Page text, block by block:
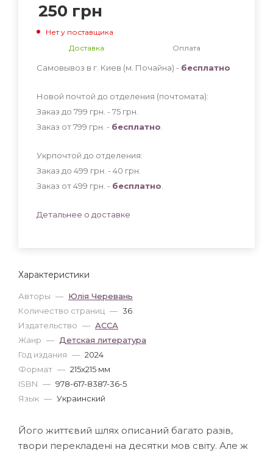
Характеристики
Авторы — Юлія Черевань
Количество страниц — 36
Издательство — АССА
Жанр — Детская литература
Год издания — 2024
Формат — 215x215 мм
ISBN — 978-617-8387-36-5
Язык — Украинский
250 грн
Нет у поставщика
Доставка
Оплата
Самовывоз в г. Киев (м. Почайна) - бесплатно
Новой почтой до отделения (почтомата):
Заказ до 799 грн. - 75 грн
Заказ от 799 грн. - бесплатно
Укрпочтой до отделения:
Заказ до 499 грн. - 40 грн
Заказ от 499 грн. - бесплатно
Детальнее о доставке
Його життєвий шлях описаний багато разів,
твори перекладені на десятки мов світу. Але ж